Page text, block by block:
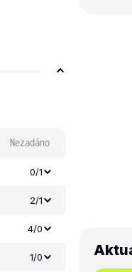
Nezadáno
0/1
2/1
4/0
1/0